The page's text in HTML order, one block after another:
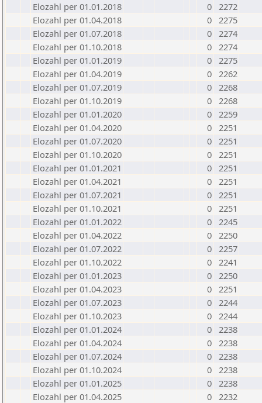
Elozahl per 01.01.2018
0 2272
Elozahl per 01.04.2018
0 2275
Elozahl per 01.07.2018
0 2274
Elozahl per 01.10.2018
0 2274
Elozahl per 01.01.2019
0 2275
Elozahl per 01.04.2019
0 2262
Elozahl per 01.07.2019
0 2268
Elozahl per 01.10.2019
0 2268
Elozahl per 01.01.2020
0 2259
Elozahl per 01.04.2020
0 2251
Elozahl per 01.07.2020
0 2251
Elozahl per 01.10.2020
0 2251
Elozahl per 01.01.2021
0 2251
Elozahl per 01.04.2021
0 2251
Elozahl per 01.07.2021
0 2251
Elozahl per 01.10.2021
0 2251
Elozahl per 01.01.2022
0 2245
Elozahl per 01.04.2022
0 2250
Elozahl per 01.07.2022
0 2257
Elozahl per 01.10.2022
0 2241
Elozahl per 01.01.2023
0 2250
Elozahl per 01.04.2023
0 2251
Elozahl per 01.07.2023
0 2244
Elozahl per 01.10.2023
0 2244
Elozahl per 01.01.2024
0 2238
Elozahl per 01.04.2024
0 2238
Elozahl per 01.07.2024
0 2238
Elozahl per 01.10.2024
0 2238
Elozahl per 01.01.2025
0 2238
Elozahl per 01.04.2025
0 2232